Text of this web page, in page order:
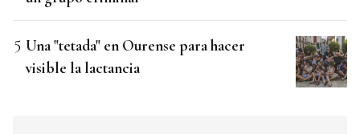
Una "tetada" en Ourense para hacer
visible la lactancia